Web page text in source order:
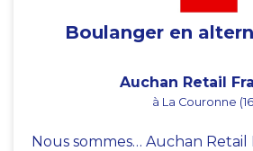
Boulanger en
Auchan Retail
à La Couronne
Nous sommes… Auchan Retail